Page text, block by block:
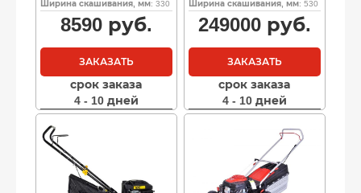
Ширина скашивания, мм: 330
8590руб.
ЗАКАЗАТЬ
срок заказа
4 - 10 дней
Ширина скашивания, мм: 530
249000руб.
ЗАКАЗАТЬ
срок заказа
4 - 10 дней